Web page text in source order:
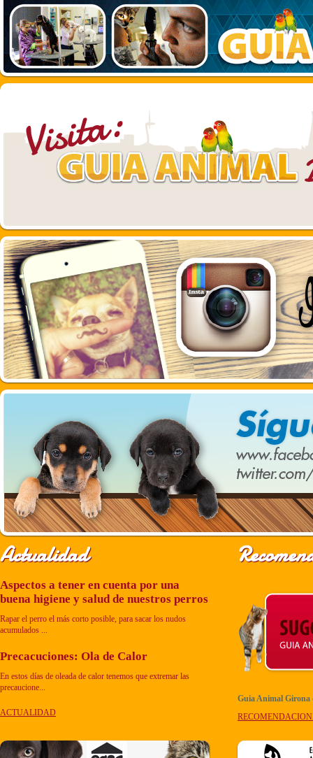
Actualidad
Aspectos a tener en cuenta por una
buena higiene y salud de nuestros perros
Rapar el perro el más corto posible, para sacar los nudos
acumulados ...
Precacuciones: Ola de Calor
En estos días de oleada de calor tenemos que extremar las
precaucione...
ACTUALIDAD
Guia Animal Girona